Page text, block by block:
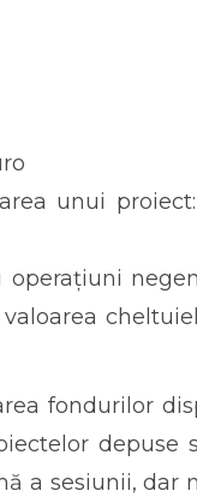
unui
fondurilor
depuse
a sesiunii, dar